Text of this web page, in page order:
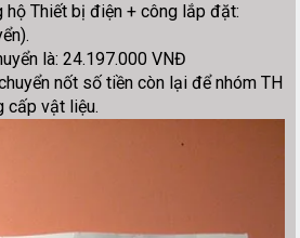
hộ Thiết bị điện + công lắp đặt:
là: 24.197.000 VNĐ
nốt số tiền còn lại để nhóm TH
cấp vật liệu.